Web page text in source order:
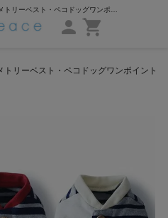
リーベスト・ペコドッグワンポイント